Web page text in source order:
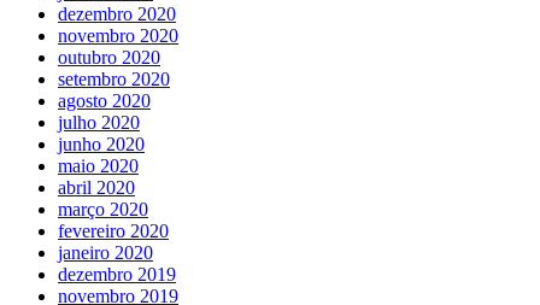
dezembro 2020
novembro 2020
outubro 2020
setembro 2020
agosto 2020
julho 2020
junho 2020
maio 2020
abril 2020
março 2020
fevereiro 2020
janeiro 2020
dezembro 2019
novembro 2019